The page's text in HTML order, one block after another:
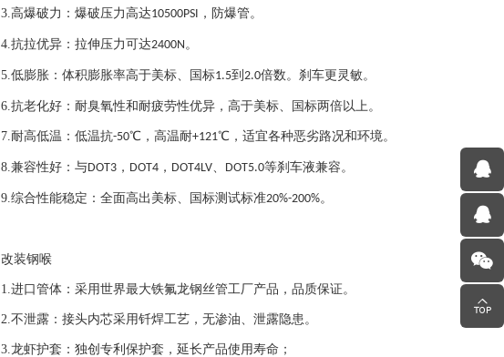
3.高爆破力：爆破压力高达10500PSI ，防爆管。
4.抗拉优异：拉伸压力可达2400N。
5.低膨胀：体积膨胀率高于美标、国标1.5到 2.0倍数。刹车更灵敏。
6.抗老化好：耐臭氧性和耐疲劳性优异，高于美标、国标两倍以上。
7.耐高低温：低温抗-50℃，高温耐+121℃，适宜各种恶劣路况和环境。
8.兼容性好：与DOT3 ， DOT4 ， DOT4LV、 DOT5.0等刹车液兼容。
9.综合性能稳定：全面高出美标、国标测试标准20%-200%。
改装钢喉
1.进口管体：采用世界最大铁氟龙钢丝管工厂产品，品质保证。
2.不泄露：接头内芯采用钎焊工艺，无渗油、泄露隐患。
3.龙虾护套：独创专利保护套，延长产品使用寿命；